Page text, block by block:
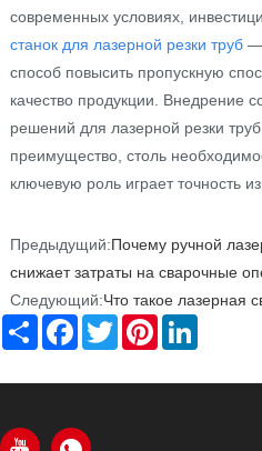
современных условиях,
станок для лазерной резки труб—
способ повысить пропускную
качество продукции.
решений для лазерной резки
преимущество, столь
ключевую роль играет точность
Предыдущий:Почему ручной
снижает затраты на сварочные
Следующий:Что такое лазерная
Share Facebook
TwitterPinterest